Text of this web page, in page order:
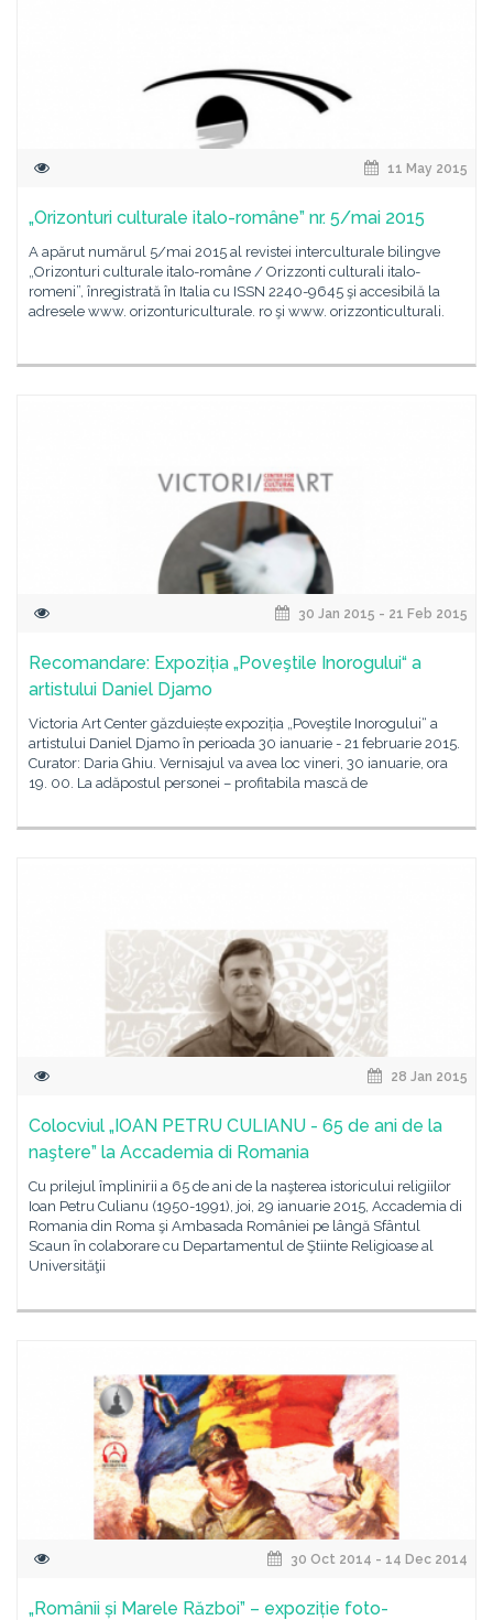
11 May 2015
„Orizonturi culturale italo-române” nr. 5/mai 2015
A apărut numărul 5/mai 2015 al revistei interculturale bilingve
„Orizonturi culturale italo-române / Orizzonti culturali italo-
romeni”, înregistrată în Italia cu ISSN 2240-9645 şi accesibilă la
adresele www. orizonturiculturale. ro şi www. orizzonticulturali.
30 Jan 2015 - 21 Feb 2015
Recomandare: Expoziția „Poveştile Inorogului“ a
artistului Daniel Djamo
Victoria Art Center găzduiește expoziția „Poveştile Inorogului“ a
artistului Daniel Djamo în perioada 30 ianuarie - 21 februarie 2015.
Curator: Daria Ghiu. Vernisajul va avea loc vineri, 30 ianuarie, ora
19. 00. La adăpostul personei – profitabila mască de
28 Jan 2015
Colocviul „IOAN PETRU CULIANU - 65 de ani de la
naştere” la Accademia di Romania
Cu prilejul împlinirii a 65 de ani de la naşterea istoricului religiilor
Ioan Petru Culianu (1950-1991), joi, 29 ianuarie 2015, Accademia di
Romania din Roma şi Ambasada României pe lângă Sfântul
Scaun în colaborare cu Departamentul de Ştiinte Religioase al
Universităţii
30 Oct 2014 - 14 Dec 2014
„Românii și Marele Război” – expoziție foto-